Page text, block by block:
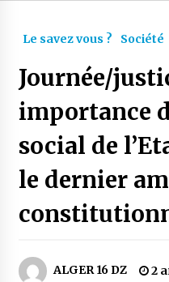
4 jours
Parking de
service de
5 jours
pharmacies
ayants droit
La
Le savez vous ? Société
Journée/
importance
social de
le dernier
ALGER 16 DZ 2